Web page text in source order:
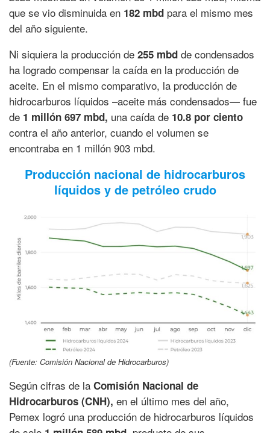
que se vio disminuida en 182 mbd para el mismo mes
del año siguiente.
Ni siquiera la producción de 255 mbd de condensados
ha logrado compensar la caída en la producción de
aceite. En el mismo comparativo, la producción de
hidrocarburos líquidos –aceite más condensados— fue
de 1 millón 697 mbd, una caída de 10.8 por ciento
contra el año anterior, cuando el volumen se
encontraba en 1 millón 903 mbd.
Producción nacional de hidrocarburos
líquidos y de petróleo crudo
(Fuente: Comisión Nacional de Hidrocarburos)
Según cifras de la Comisión Nacional de
Hidrocarburos (CNH), en el último mes del año,
Pemex logró una producción de hidrocarburos líquidos